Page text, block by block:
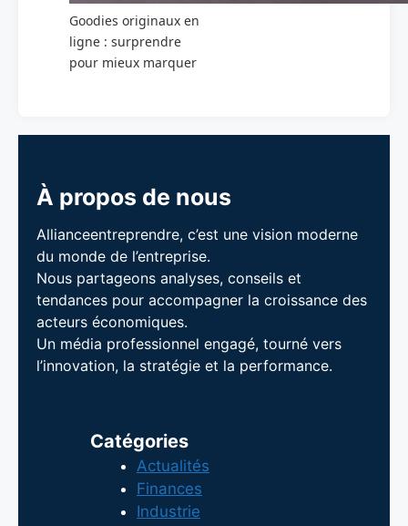
Goodies originaux en
ligne : surprendre
pour mieux marquer
À propos de nous
Allianceentreprendre, c’est une vision moderne
du monde de l’entreprise.
Nous partageons analyses, conseils et
tendances pour accompagner la croissance des
acteurs économiques.
Un média professionnel engagé, tourné vers
l’innovation, la stratégie et la performance.
Catégories
Actualités
Finances
Industrie